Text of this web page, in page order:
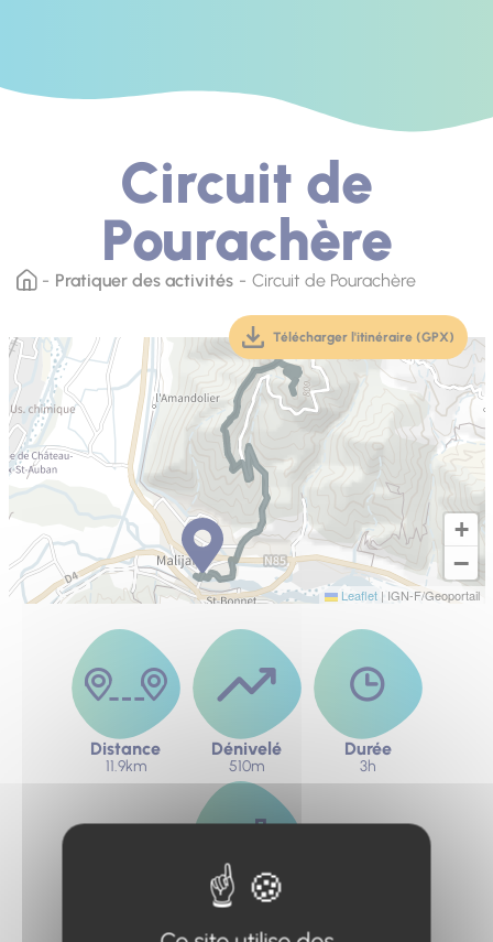
Circuit de
Pourachère
Pratiquer des activités Circuit de Pourachère
+
−
Leaflet | IGN-F/Geoportail
Télécharger l'itinéraire (GPX)
(téléchargement,
Distance
11.9km
Dénivelé
510m
Durée
3h
Difficulté